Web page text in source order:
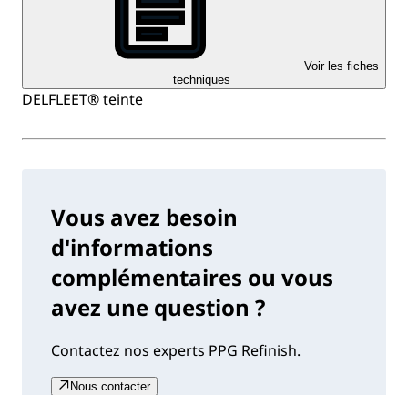
Voir les fiches
techniques
DELFLEET® teinte
Vous avez besoin
d'informations
complémentaires ou vous
avez une question ?
Contactez nos experts PPG Refinish.
Nous contacter